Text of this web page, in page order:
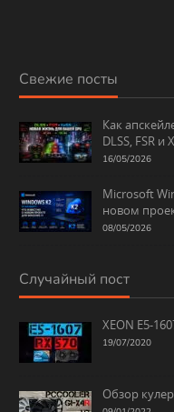
Свежие посты
Как
DLSS, FSR и
16/05/2026
Microsoft
новом
08/05/2026
Случайный пост
XEON E5-
19/07/2020
Обзор